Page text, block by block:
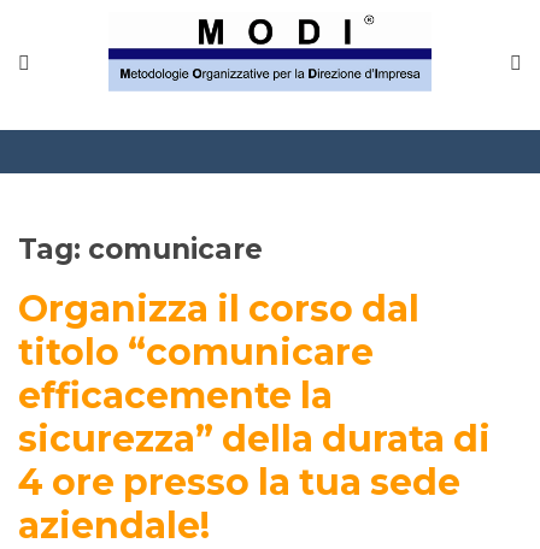
Tag: comunicare
Organizza il corso dal
titolo “comunicare
efficacemente la
sicurezza” della durata di
4 ore presso la tua sede
aziendale!